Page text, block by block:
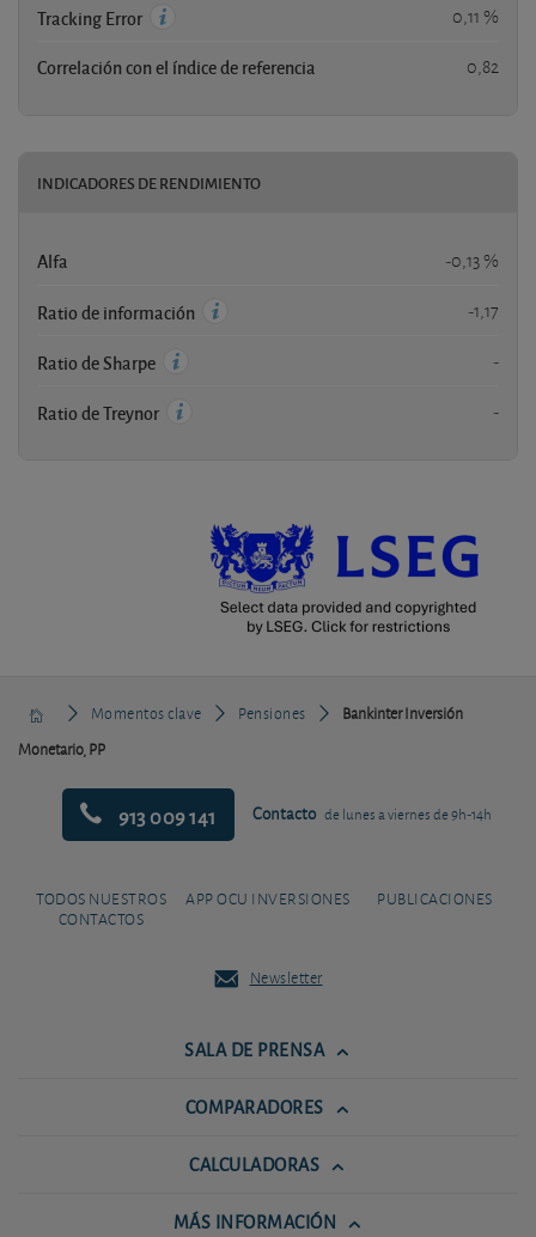
Tracking Error 0,11 %
Correlación con el índice de referencia 0,82
INDICADORES DE RENDIMIENTO
Alfa -0,13 %
Ratio de información -1,17
Ratio de Sharpe -
Ratio de Treynor -
Momentos clave Pensiones
Bankinter Inversión
Monetario, PP
913 009 141 Contacto de lunes a viernes de 9h-14h
TODOS NUESTROS
CONTACTOS
APP OCU INVERSIONES PUBLICACIONES
Newsletter
SALA DE PRENSA
COMPARADORES
CALCULADORAS
MÁS INFORMACIÓN